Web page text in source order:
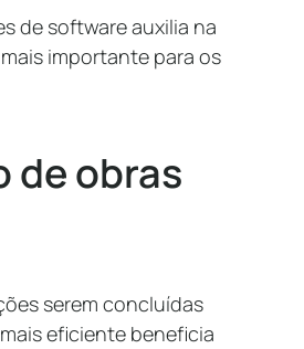
de software auxilia na
importante para os
de obras
serem concluídas
eficiente beneficia